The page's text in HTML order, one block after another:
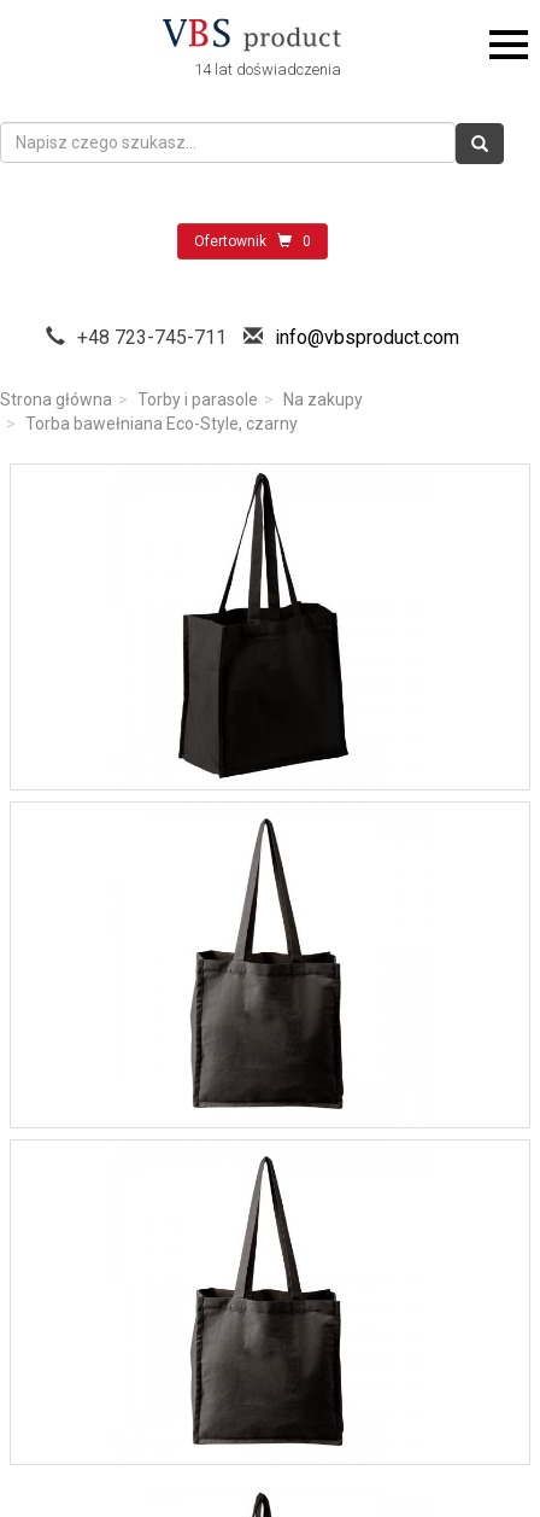
14 lat doświadczenia
Ofertownik 0
+48 723-745-711 info@vbsproduct.com
Strona główna Torby i parasole
Na zakupy
Torba bawełniana Eco-Style, czarny